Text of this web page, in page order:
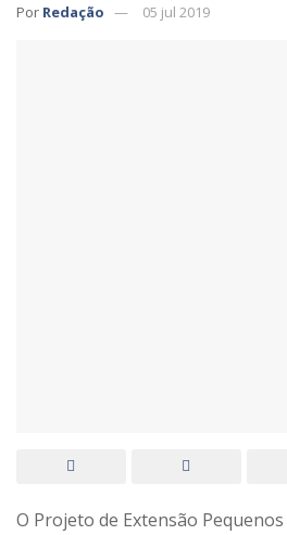
Por Redação 05 jul 2019
O Projeto de Extensão